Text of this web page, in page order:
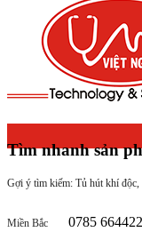
Tìm nhanh sản
Gợi ý tìm kiếm: Tủ hút khí độc,
Miền Bắc 0785 664422